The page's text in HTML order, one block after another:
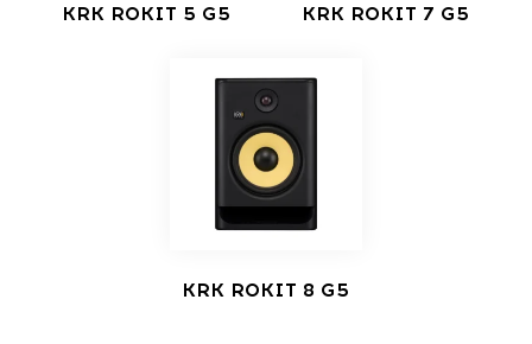
KRK ROKIT 5 G5 KRK ROKIT 7 G5
KRK ROKIT 8 G5